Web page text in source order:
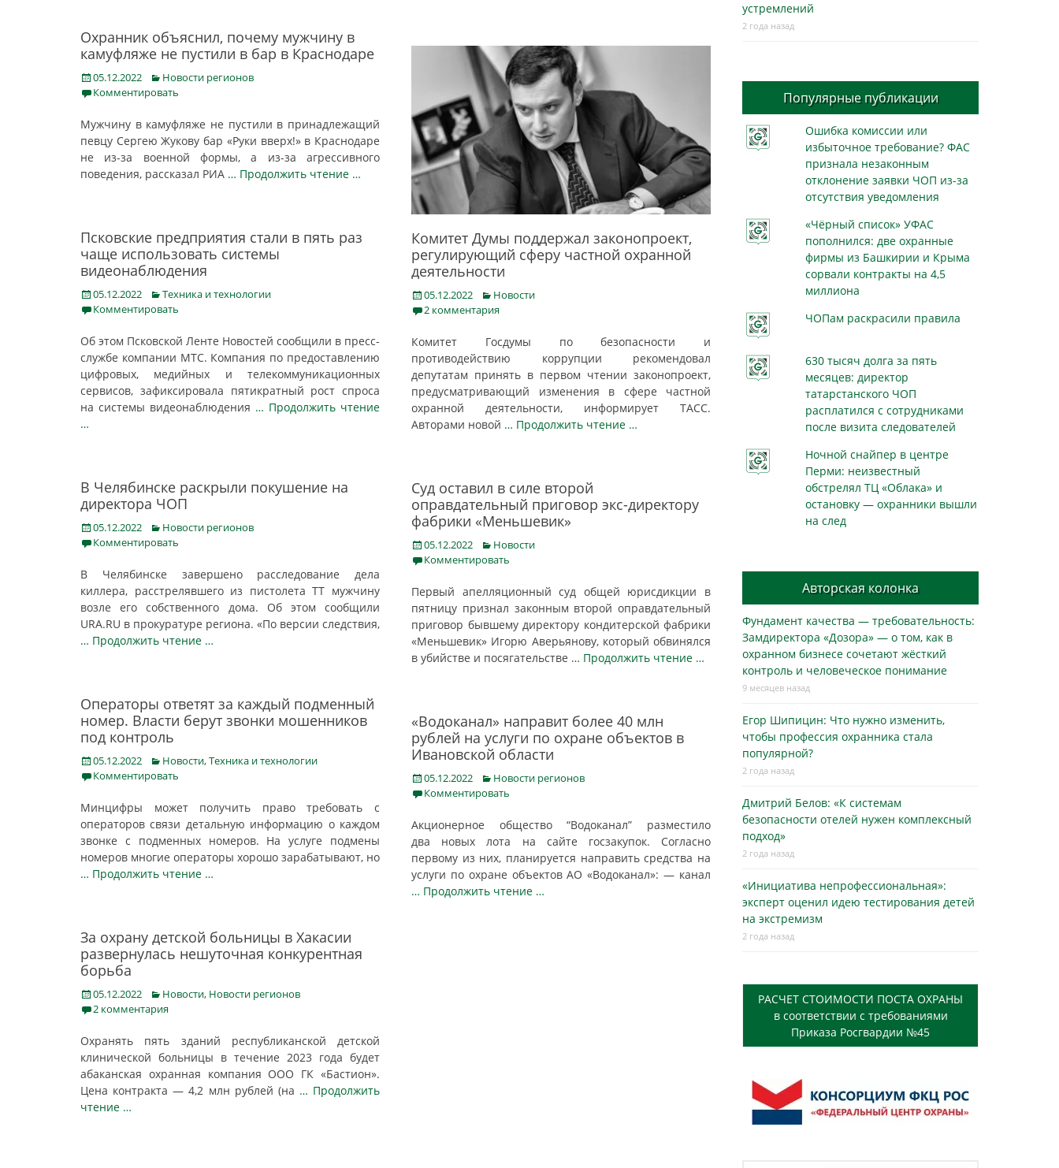
Охранник объяснил, почему мужчину в
камуфляже не пустили в бар в Краснодаре
Posted
on
05.12.2022 Categories
Новости регионов
Комментировать
Мужчину в камуфляже не пустили в принадлежащий
певцу Сергею Жукову бар «Руки вверх!» в Краснодаре
не из-за военной формы, а из-за агрессивного
поведения, рассказал РИА … Продолжить чтение …
Комитет Думы поддержал законопроект,
регулирующий сферу частной охранной
деятельности
Posted
on
05.12.2022 Categories
Новости
2 комментария
Комитет Госдумы по безопасности и
противодействию коррупции рекомендовал
депутатам принять в первом чтении законопроект,
предусматривающий изменения в сфере частной
охранной деятельности, информирует ТАСС.
Авторами новой … Продолжить чтение …
Псковские предприятия стали в пять раз
чаще использовать системы
видеонаблюдения
Posted
on
05.12.2022 Categories
Техника и технологии
Комментировать
Об этом Псковской Ленте Новостей сообщили в пресс-
службе компании МТС. Компания по предоставлению
цифровых, медийных и телекоммуникационных
сервисов, зафиксировала пятикратный рост спроса
на системы видеонаблюдения … Продолжить чтение
…
В Челябинске раскрыли покушение на
директора ЧОП
Posted
on
05.12.2022 Categories
Новости регионов
Комментировать
В Челябинске завершено расследование дела
киллера, расстрелявшего из пистолета ТТ мужчину
возле его собственного дома. Об этом сообщили
URA.RU в прокуратуре региона. «По версии следствия,
… Продолжить чтение …
Суд оставил в силе второй
оправдательный приговор экс-директору
фабрики «Меньшевик»
Posted
on
05.12.2022 Categories
Новости
Комментировать
Первый апелляционный суд общей юрисдикции в
пятницу признал законным второй оправдательный
приговор бывшему директору кондитерской фабрики
«Меньшевик» Игорю Аверьянову, который обвинялся
в убийстве и посягательстве … Продолжить чтение …
Операторы ответят за каждый подменный
номер. Власти берут звонки мошенников
под контроль
Posted
on
05.12.2022 Categories
Новости,Техника и технологии
Комментировать
Минцифры может получить право требовать с
операторов связи детальную информацию о каждом
звонке с подменных номеров. На услуге подмены
номеров многие операторы хорошо зарабатывают, но
… Продолжить чтение …
«Водоканал» направит более 40 млн
рублей на услуги по охране объектов в
Ивановской области
Posted
on
05.12.2022 Categories
Новости регионов
Комментировать
Акционерное общество “Водоканал” разместило
два новых лота на сайте госзакупок. Согласно
первому из них, планируется направить средства на
услуги по охране объектов АО «Водоканал»: — канал
… Продолжить чтение …
За охрану детской больницы в Хакасии
развернулась нешуточная конкурентная
борьба
Posted
on
05.12.2022 Categories
Новости, Новости регионов
2 комментария
Охранять пять зданий республиканской детской
клинической больницы в течение 2023 года будет
абаканская охранная компания ООО ГК «Бастион».
Цена контракта — 4,2 млн рублей (на … Продолжить
чтение …
устремлений
2 года назад
Популярные публикации
Ошибка комиссии или
избыточное требование? ФАС
признала незаконным
отклонение заявки ЧОП из-за
отсутствия уведомления
«Чёрный список» УФАС
пополнился: две охранные
фирмы из Башкирии и Крыма
сорвали контракты на 4,5
миллиона
ЧОПам раскрасили правила
630 тысяч долга за пять
месяцев: директор
татарстанского ЧОП
расплатился с сотрудниками
после визита следователей
Ночной снайпер в центре
Перми: неизвестный
обстрелял ТЦ «Облака» и
остановку — охранники вышли
на след
Авторская колонка
Фундамент качества — требовательность:
Замдиректора «Дозора» — о том, как в
охранном бизнесe сочетают жёсткий
контроль и человеческое понимание
9 месяцев назад
Егор Шипицин: Что нужно изменить,
чтобы профессия охранника стала
популярной?
2 года назад
Дмитрий Белов: «К системам
безопасности отелей нужен комплексный
подход»
2 года назад
«Инициатива непрофессиональная»:
эксперт оценил идею тестирования детей
на экстремизм
2 года назад
РАСЧЕТ СТОИМОСТИ ПОСТА ОХРАНЫ
в соответствии с требованиями
Приказа Росгвардии №45